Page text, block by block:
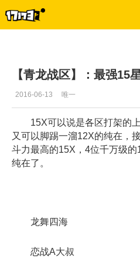
【青龙战区】：最强15
2016-06-13 唯一
15X可以说是各区打架的上
又可以脚踢一溜12X的纯在，
斗力最高的15X，4位千万级
纯在了。
龙舞四海
恋战A大叔